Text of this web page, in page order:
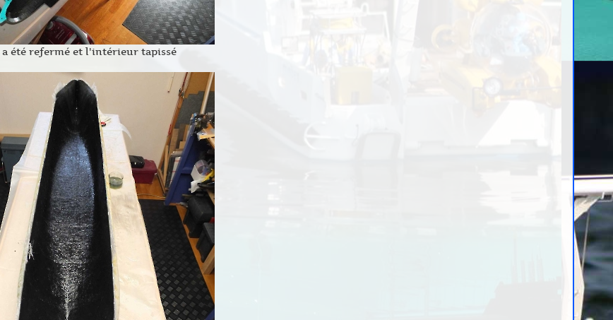
a été refermé et l'intérieur tapissé